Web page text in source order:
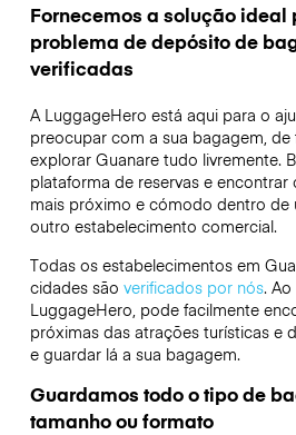
Fornecemos a solução ideal
problema de depósito de
verificadas
A LuggageHero está aqui para o
preocupar com a sua bagagem,
explorar Guanare tudo livremente.
plataforma de reservas e
mais próximo e cómodo dentro de
outro estabelecimento comercial.
Todas os estabelecimentos em
cidades são verificados por nós.
LuggageHero, pode facilmente
próximas das atrações turísticas e
e guardar lá a sua bagagem.
Guardamos todo o tipo de
tamanho ou formato